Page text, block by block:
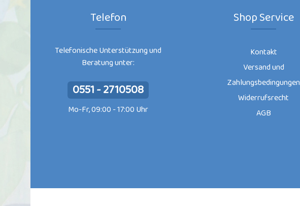
Telefon
Telefonische Unterstützung und
Beratung unter:
0551 - 2710508
Mo-Fr, 09:00 - 17:00 Uhr
Shop Service
Kontakt
Versand und
Zahlungsbedingungen
Widerrufsrecht
AGB